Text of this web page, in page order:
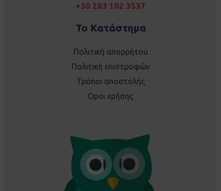
+30 283 102 3537
Το Κατάστημα
Πολιτική απορρήτου
Πολιτική επιστροφών
Τρόποι αποστολής
Όροι χρήσης